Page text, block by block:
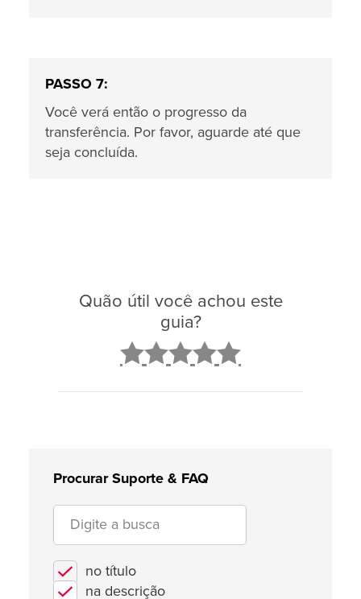
PASSO 7:
Você verá então o progresso da
transferência. Por favor, aguarde até que
seja concluída.
Quão útil você achou este
guia?
Procurar Suporte & FAQ
no título
na descrição